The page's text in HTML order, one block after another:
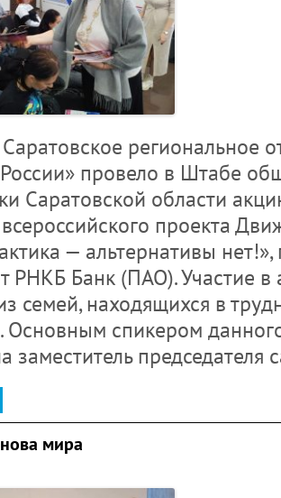
региональное
провело в Штабе
Саратовской области
проекта
— альтернативы
РНКБ Банк (ПАО). Участие
семей, находящихся в
Основным спикером
заместитель председателя
мира